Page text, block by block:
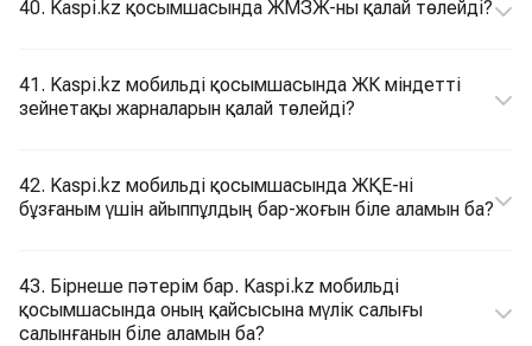
40. Kaspi.kz қосымшасында ЖМЗЖ-ны қалай төлейді?
41. Kaspi.kz мобильді қосымшасында ЖК міндетті
зейнетақы жарналарын қалай төлейді?
42. Kaspi.kz мобильді қосымшасында ЖҚЕ-ні
бұзғаным үшін айыппұлдың бар-жоғын біле аламын ба?
43. Бірнеше пәтерім бар. Kaspi.kz мобильді
қосымшасында оның қайсысына мүлік салығы
салынғанын біле аламын ба?